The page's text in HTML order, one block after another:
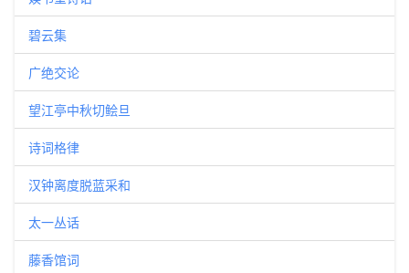
碧云集
广绝交论
望江亭中秋切鲙旦
诗词格律
汉钟离度脱蓝采和
太一丛话
藤香馆词